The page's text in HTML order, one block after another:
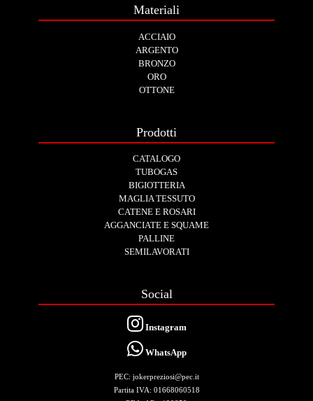
Materiali
ACCIAIO
ARGENTO
BRONZO
ORO
OTTONE
Prodotti
CATALOGO
TUBOGAS
BIGIOTTERIA
MAGLIA TESSUTO
CATENE E ROSARI
AGGANCIATE E SQUAME
PALLINE
SEMILAVORATI
Social
Instagram
WhatsApp
PEC: jokerpreziosi@pec.it
Partita IVA: 01668060518